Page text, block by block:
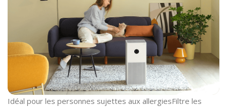
Idéal pour les personnes sujettes aux allergiesFiltre les